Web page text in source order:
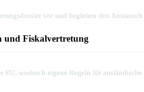
vor und begleiten den Austausch
und Fiskalvertretung
EU, wodurch eigene Regeln für ausländische